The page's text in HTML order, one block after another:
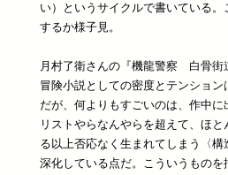
い）というサイクルで書いている
するか様子見。
月村了衛さんの『機龍警察 白骨街
冒険小説としての密度とテンショ
だが、何よりもすごいのは、作中に
リストやらなんやらを超えて、ほ
る以上否応なく生まれてしまう〈
深化している点だ。こういうものを